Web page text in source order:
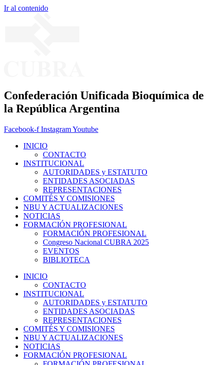
Ir al contenido
Confederación Unificada Bioquímica de
la República Argentina
Facebook-f InstagramYoutube
INICIO
CONTACTO
INSTITUCIONAL
AUTORIDADES y ESTATUTO
ENTIDADES ASOCIADAS
REPRESENTACIONES
COMITÉS Y COMISIONES
NBU Y ACTUALIZACIONES
NOTICIAS
FORMACIÓN PROFESIONAL
FORMACIÓN PROFESIONAL
Congreso Nacional CUBRA 2025
EVENTOS
BIBLIOTECA
INICIO
CONTACTO
INSTITUCIONAL
AUTORIDADES y ESTATUTO
ENTIDADES ASOCIADAS
REPRESENTACIONES
COMITÉS Y COMISIONES
NBU Y ACTUALIZACIONES
NOTICIAS
FORMACIÓN PROFESIONAL